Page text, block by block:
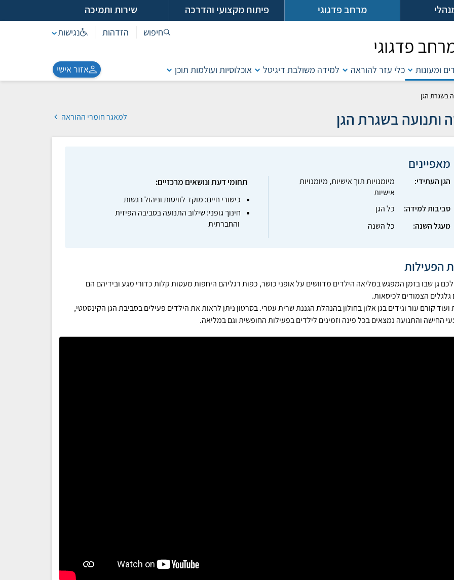
מרחב פדגוגי פיתוח מקצועי והדרכה שירות ותמיכה
פדגוגי
חיפוש הזדהות נגישות
ומעונות כלי עזר להוראה למידה משולבת דיגיטל אוכלוסיות ועולמות תוכן אזור אישי
בשגרת הגן
ותנועה בשגרת הגן למאגר חומרי ההוראה
מאפיינים
הגן העתידי:
מיומנויות תוך אישיות, מיומנויות
אישיות
סביבות למידה:
כל הגן
מעגל השנה:
כל השנה
תחומי דעת ונושאים מרכזיים:
כישורי חיים: מוקד לוויסות וניהול רגשות
חינוך גופני: שילוב התנועה בסביבה הפיזית
והחברתית
הפעילות
לכם גן שבו בזמן המפגש במליאה הילדים מדוושים על אופני כושר, כפות רגליהם היחפות מעסות קלות כדורי מגע ובידיהם הם
גלגלים הצמודים לכיסאות.
קורם עור וגידים בגן אלון בחולון בהנהלת הגננת שרית עטרי. בסרטון ניתן לראות את הילדים פעילים בסביבת הגן הקינסטטי,
החישה והתנועה נמצאים בכל פינה וזמינים לילדים בפעילות החופשית וגם במליאה.